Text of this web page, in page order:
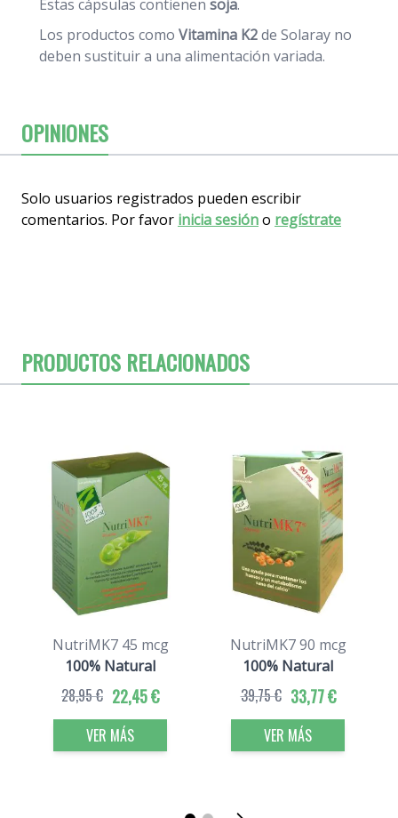
Estas cápsulas contienen soja.
Los productos como Vitamina K2de Solaray no
deben sustituir a una alimentación variada.
OPINIONES
Solo usuarios registrados pueden escribir
comentarios. Por favor inicia sesióno regístrate
PRODUCTOS RELACIONADOS
NutriMK7 45 mcg
100% Natural
22,45 €
28,95 €
VER MÁS
NutriMK7 90 mcg
100% Natural
33,77 €
39,75 €
VER MÁS